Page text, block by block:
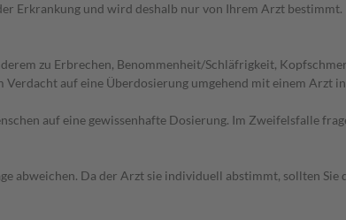
Erkrankung und wird deshalb nur von Ihrem Arzt bestimmt.
zu Erbrechen, Benommenheit/Schläfrigkeit,
auf eine Überdosierung umgehend mit einem Arzt
auf eine gewissenhafte Dosierung. Im Zweifelsfalle
abweichen. Da der Arzt sie individuell abstimmt, sollten